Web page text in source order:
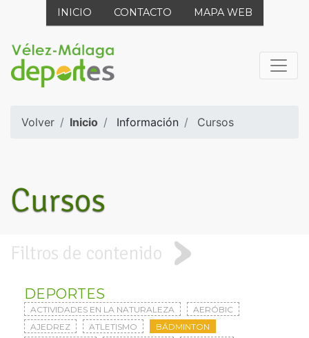
INICIO CONTACTO MAPA WEB
Volver Inicio Información Cursos
Cursos
Filtros de contenido
DEPORTES
ACTIVIDADES EN LA NATURALEZA
AERÓBIC
AJEDREZ
ATLETISMO
BÁDMINTON